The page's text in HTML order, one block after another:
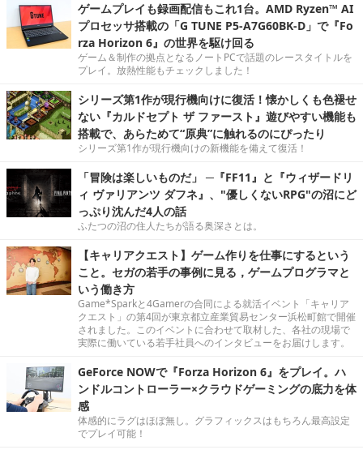
ゲームプレイも録画配信もこれ1台。AMD Ryzen™ AI
プロセッサ搭載の「G TUNE P5-A7G60BK-D」で『Fo
rza Horizon 6』の世界を駆け回る
ゲーム＆制作の拠点となるノートPCで話題のレースタイトルを
プレイ。放熱性能もチェックしました！
シリーズ第1作が現行機向けに復活！懐かしくも色褪せ
ない『カルドセプト ザ ファースト』遊びやすい機能も
搭載で、あらためて“原典”に触れるのにぴったり
シリーズ第1作が現行機向けの新機能を備えて復活！
「冒険は楽しいものだ」 ─『FF11』と『ウィザードリ
ィ ヴァリアンツ ダフネ』、"優しくないRPG"の沼にど
っぷり沈んだ4人の話
ふたつの沼の住人たちが語る奥深さとは。
【キャリアクエスト】ゲーム作りを仕事にするという
こと。セガの若手の事例に見る，ゲームプログラマと
いう働き方
Game*Sparkと4Gamerの合同による就活イベント「キャリア
クエスト」の第4回が東京都立産業貿易センター浜松町館で開催
されました。このイベントに合わせて取材した、各社の現場で
実際に働いている若手社員へのインタビューをお届けします。
GeForce NOWで『Forza Horizon 6』をプレイ。ハ
ンドルコントローラー×クラウドゲーミングの底力を体
感
体感的にラグはほぼ無し。グラフィックスはもちろん最高設定
でプレイ可能！